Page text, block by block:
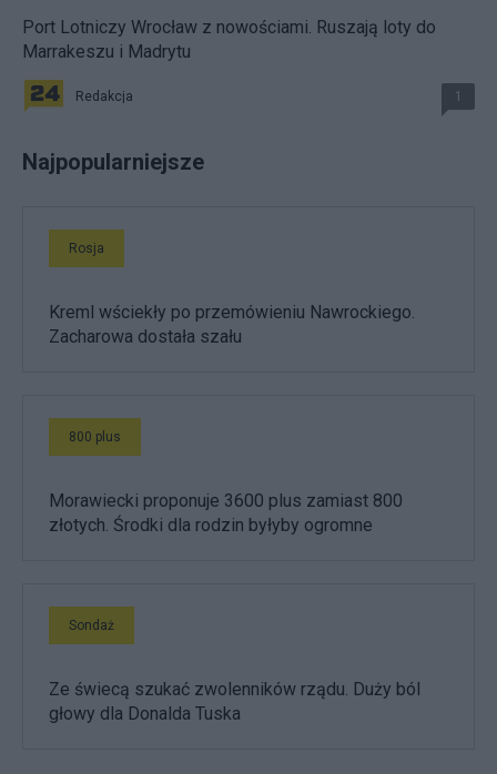
Port Lotniczy Wrocław z nowościami. Ruszają loty do
Marrakeszu i Madrytu
Redakcja 1
Najpopularniejsze
Rosja
Kreml wściekły po przemówieniu Nawrockiego.
Zacharowa dostała szału
800 plus
Morawiecki proponuje 3600 plus zamiast 800
złotych. Środki dla rodzin byłyby ogromne
Sondaż
Ze świecą szukać zwolenników rządu. Duży ból
głowy dla Donalda Tuska